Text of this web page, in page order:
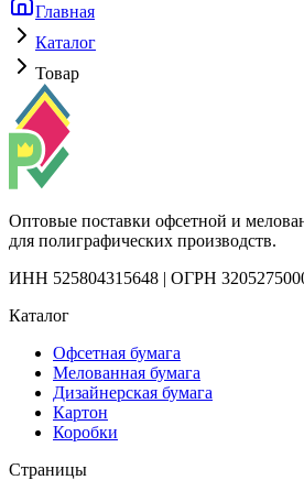
Главная
Каталог
Товар
Оптовые поставки офсетной и
для полиграфических производств.
ИНН 525804315648 | ОГРН
Каталог
Офсетная бумага
Мелованная бумага
Дизайнерская бумага
Картон
Коробки
Страницы